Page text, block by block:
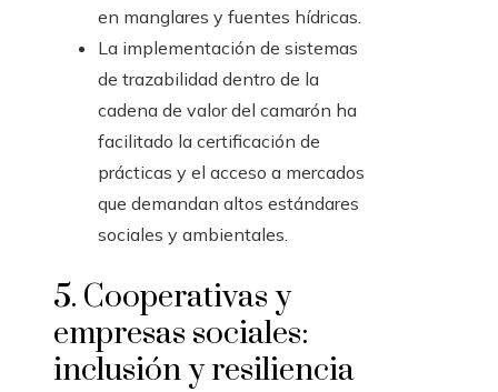
en manglares y fuentes hídricas.
La implementación de sistemas
de trazabilidad dentro de la
cadena de valor del camarón ha
facilitado la certificación de
prácticas y el acceso a mercados
que demandan altos estándares
sociales y ambientales.
5. Cooperativas y
empresas sociales:
inclusión y resiliencia